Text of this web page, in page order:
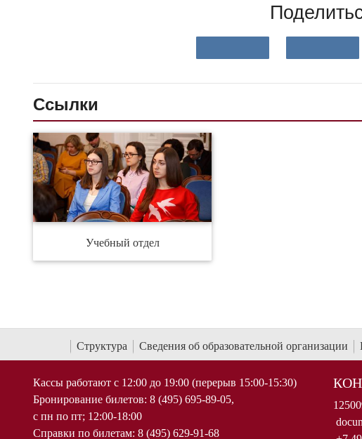
Ссылки
Учебный отдел
Структура Сведения об образовательной организации
Кассы работают с 12:00 до 19:00 (перерыв 15:00-15:30)
Бронирование билетов: 8 (495) 695-89-05,
с пн по пт; 12:00-18:00
Справки по билетам: 8 (495) 629-91-68